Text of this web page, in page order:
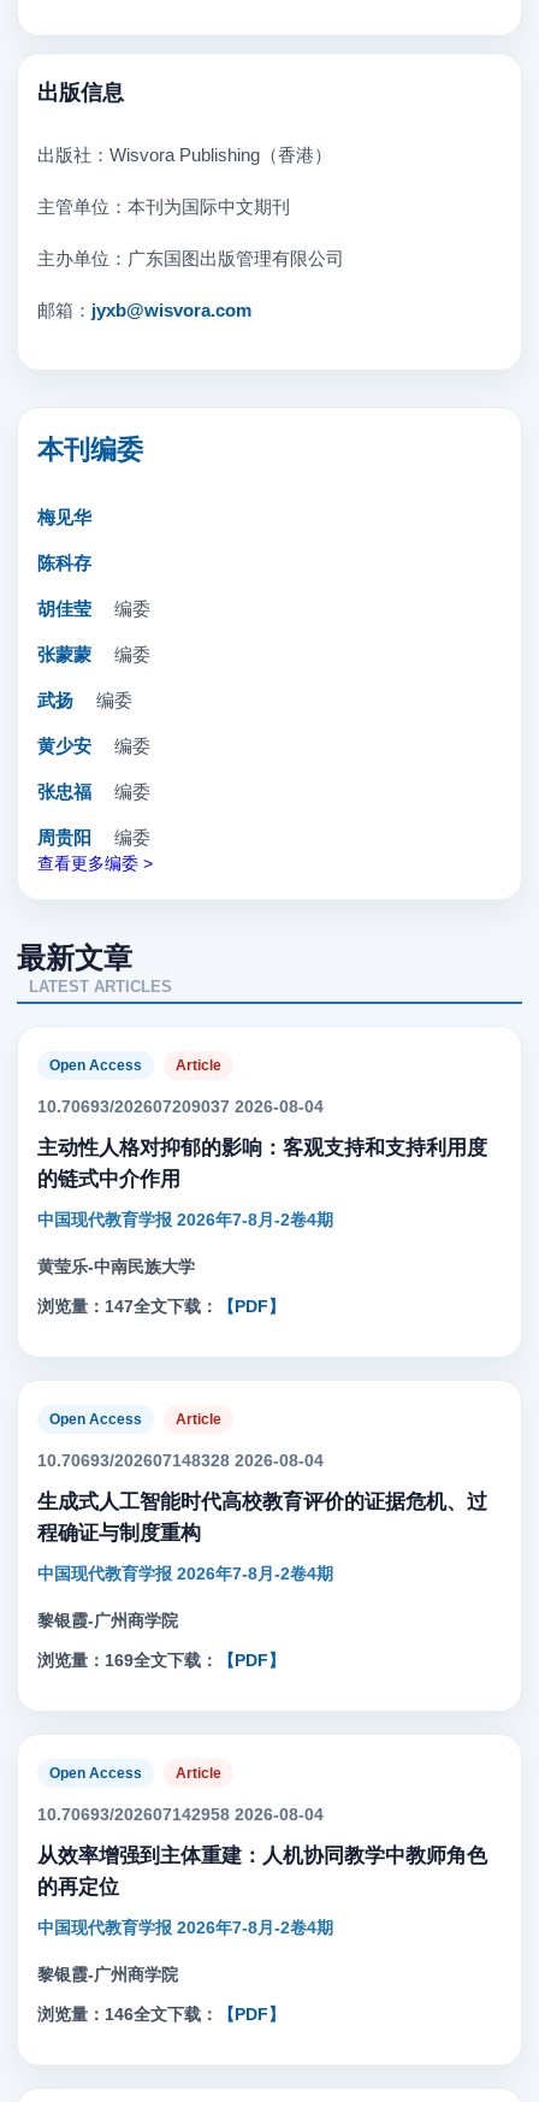
出版信息
出版社：Wisvora Publishing（香港）
主管单位：本刊为国际中文期刊
主办单位：广东国图出版管理有限公司
邮箱： jyxb@wisvora.com
本刊编委
梅见华
陈科存
胡佳莹 编委
张蒙蒙 编委
武扬 编委
黄少安 编委
张忠福 编委
周贵阳 编委
查看更多编委 >
最新文章
LATEST ARTICLES
Open Access Article
10.70693/202607209037 2026-08-04
主动性人格对抑郁的影响：客观支持和支持利用度
的链式中介作用
中国现代教育学报 2026年7-8月-2卷4期
黄莹乐-中南民族大学
浏览量：147全文下载： 【PDF】
Open Access Article
10.70693/202607148328 2026-08-04
生成式人工智能时代高校教育评价的证据危机、过
程确证与制度重构
中国现代教育学报 2026年7-8月-2卷4期
黎银霞-广州商学院
浏览量：169全文下载： 【PDF】
Open Access Article
10.70693/202607142958 2026-08-04
从效率增强到主体重建：人机协同教学中教师角色
的再定位
中国现代教育学报 2026年7-8月-2卷4期
黎银霞-广州商学院
浏览量：146全文下载： 【PDF】